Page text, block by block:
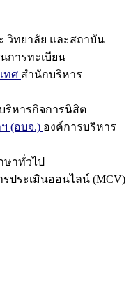
วิทยาลัย และสถาบัน
การทะเบียน
ทศ สำนักบริหาร
ริหารกิจการนิสิต
(อบจ.) องค์การบริหาร
ษาทั่วไป
รประเมินออนไลน์ (MCV)